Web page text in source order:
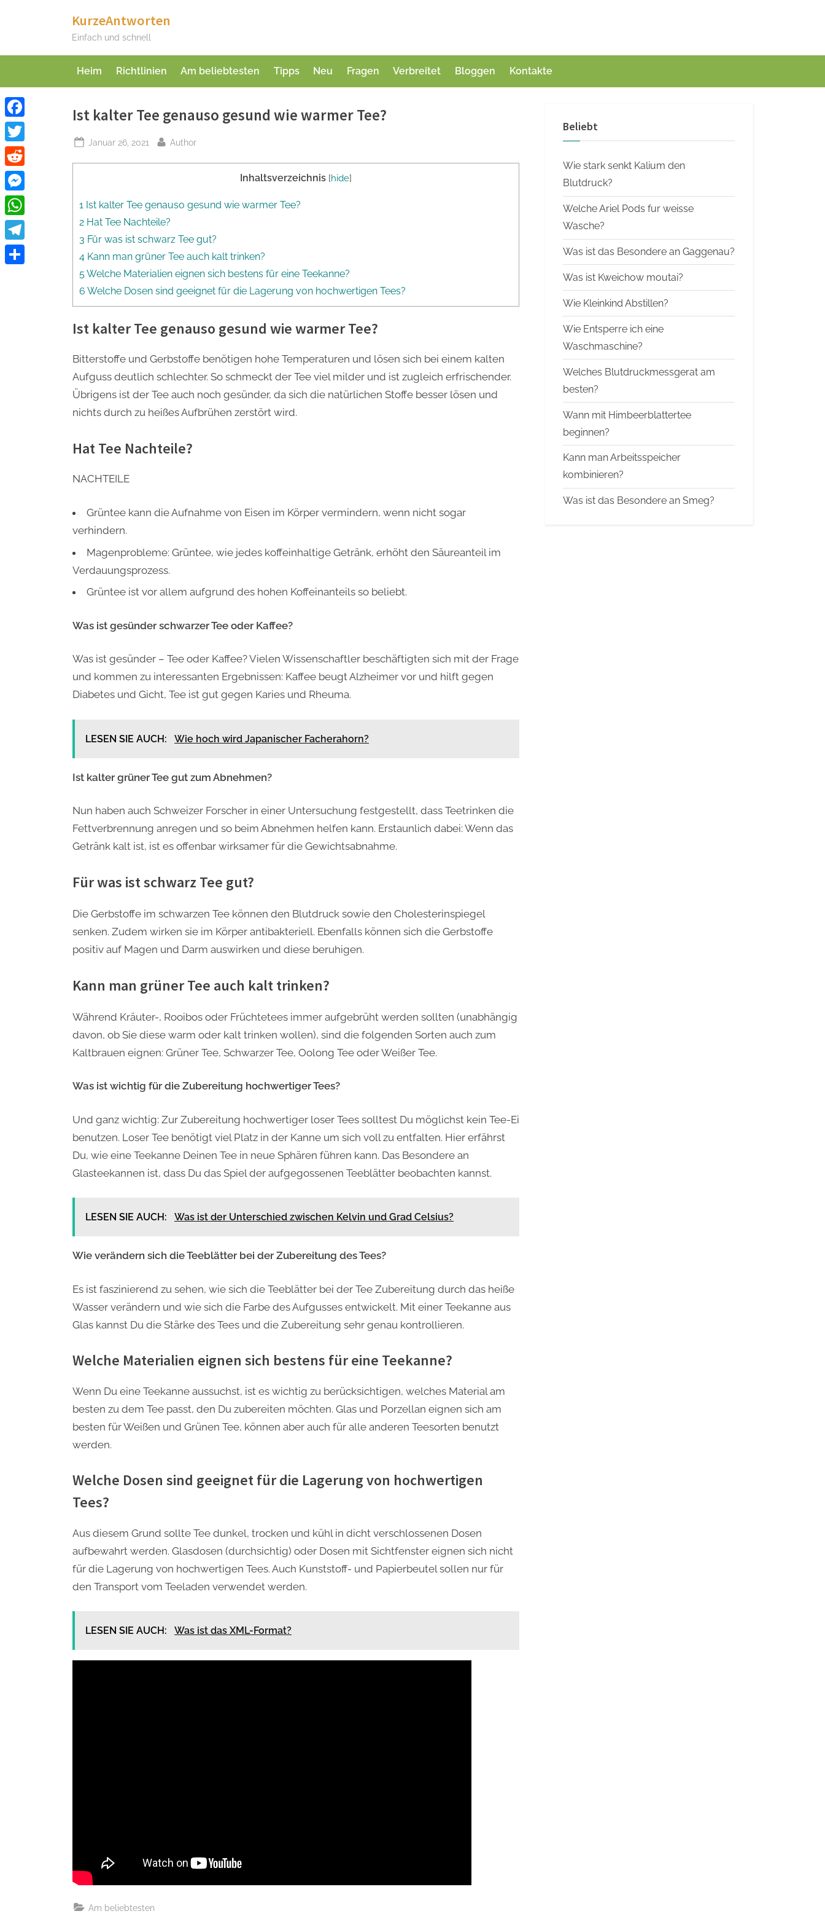
KurzeAntworten
Einfach und schnell
Heim Richtlinien Am beliebtesten Tipps Neu Fragen Verbreitet Bloggen Kontakte
Ist kalter Tee genauso gesund wie warmer Tee?
Posted
Januar 26, 2021 By
Author
Inhaltsverzeichnis [hide]
1 Ist kalter Tee genauso gesund wie warmer Tee?
2 Hat Tee Nachteile?
3 Für was ist schwarz Tee gut?
4 Kann man grüner Tee auch kalt trinken?
5 Welche Materialien eignen sich bestens für eine Teekanne?
6 Welche Dosen sind geeignet für die Lagerung von hochwertigen Tees?
Ist kalter Tee genauso gesund wie warmer Tee?
Bitterstoffe und Gerbstoffe benötigen hohe Temperaturen und lösen sich bei einem kalten
Aufguss deutlich schlechter. So schmeckt der Tee viel milder und ist zugleich erfrischender.
Übrigens ist der Tee auch noch gesünder, da sich die natürlichen Stoffe besser lösen und
nichts durch zu heißes Aufbrühen zerstört wird.
Hat Tee Nachteile?
NACHTEILE
Grüntee kann die Aufnahme von Eisen im Körper vermindern, wenn nicht sogar
verhindern.
Magenprobleme: Grüntee, wie jedes koffeinhaltige Getränk, erhöht den Säureanteil im
Verdauungsprozess.
Grüntee ist vor allem aufgrund des hohen Koffeinanteils so beliebt.
Was ist gesünder schwarzer Tee oder Kaffee?
Was ist gesünder – Tee oder Kaffee? Vielen Wissenschaftler beschäftigten sich mit der Frage
und kommen zu interessanten Ergebnissen: Kaffee beugt Alzheimer vor und hilft gegen
Diabetes und Gicht, Tee ist gut gegen Karies und Rheuma.
LESEN SIE AUCH: Wie hoch wird Japanischer Facherahorn?
Ist kalter grüner Tee gut zum Abnehmen?
Nun haben auch Schweizer Forscher in einer Untersuchung festgestellt, dass Teetrinken die
Fettverbrennung anregen und so beim Abnehmen helfen kann. Erstaunlich dabei: Wenn das
Getränk kalt ist, ist es offenbar wirksamer für die Gewichtsabnahme.
Für was ist schwarz Tee gut?
Die Gerbstoffe im schwarzen Tee können den Blutdruck sowie den Cholesterinspiegel
senken. Zudem wirken sie im Körper antibakteriell. Ebenfalls können sich die Gerbstoffe
positiv auf Magen und Darm auswirken und diese beruhigen.
Kann man grüner Tee auch kalt trinken?
Während Kräuter-, Rooibos oder Früchtetees immer aufgebrüht werden sollten (unabhängig
davon, ob Sie diese warm oder kalt trinken wollen), sind die folgenden Sorten auch zum
Kaltbrauen eignen: Grüner Tee, Schwarzer Tee, Oolong Tee oder Weißer Tee.
Was ist wichtig für die Zubereitung hochwertiger Tees?
Und ganz wichtig: Zur Zubereitung hochwertiger loser Tees solltest Du möglichst kein Tee-Ei
benutzen. Loser Tee benötigt viel Platz in der Kanne um sich voll zu entfalten. Hier erfährst
Du, wie eine Teekanne Deinen Tee in neue Sphären führen kann. Das Besondere an
Glasteekannen ist, dass Du das Spiel der aufgegossenen Teeblätter beobachten kannst.
LESEN SIE AUCH: Was ist der Unterschied zwischen Kelvin und Grad Celsius?
Wie verändern sich die Teeblätter bei der Zubereitung des Tees?
Es ist faszinierend zu sehen, wie sich die Teeblätter bei der Tee Zubereitung durch das heiße
Wasser verändern und wie sich die Farbe des Aufgusses entwickelt. Mit einer Teekanne aus
Glas kannst Du die Stärke des Tees und die Zubereitung sehr genau kontrollieren.
Welche Materialien eignen sich bestens für eine Teekanne?
Wenn Du eine Teekanne aussuchst, ist es wichtig zu berücksichtigen, welches Material am
besten zu dem Tee passt, den Du zubereiten möchten. Glas und Porzellan eignen sich am
besten für Weißen und Grünen Tee, können aber auch für alle anderen Teesorten benutzt
werden.
Welche Dosen sind geeignet für die Lagerung von hochwertigen
Tees?
Aus diesem Grund sollte Tee dunkel, trocken und kühl in dicht verschlossenen Dosen
aufbewahrt werden. Glasdosen (durchsichtig) oder Dosen mit Sichtfenster eignen sich nicht
für die Lagerung von hochwertigen Tees. Auch Kunststoff- und Papierbeutel sollen nur für
den Transport vom Teeladen verwendet werden.
LESEN SIE AUCH: Was ist das XML-Format?
Am beliebtesten
Beliebt
Wie stark senkt Kalium den
Blutdruck?
Welche Ariel Pods fur weisse
Wasche?
Was ist das Besondere an Gaggenau?
Was ist Kweichow moutai?
Wie Kleinkind Abstillen?
Wie Entsperre ich eine
Waschmaschine?
Welches Blutdruckmessgerat am
besten?
Wann mit Himbeerblattertee
beginnen?
Kann man Arbeitsspeicher
kombinieren?
Was ist das Besondere an Smeg?
Facebook
Twitter
Reddit
Messenger
WhatsApp
Telegram